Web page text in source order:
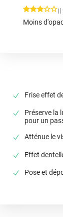
Frise effet
Préserve la
pour un
Atténue le
Effet
Pose et
*****Il
Moins